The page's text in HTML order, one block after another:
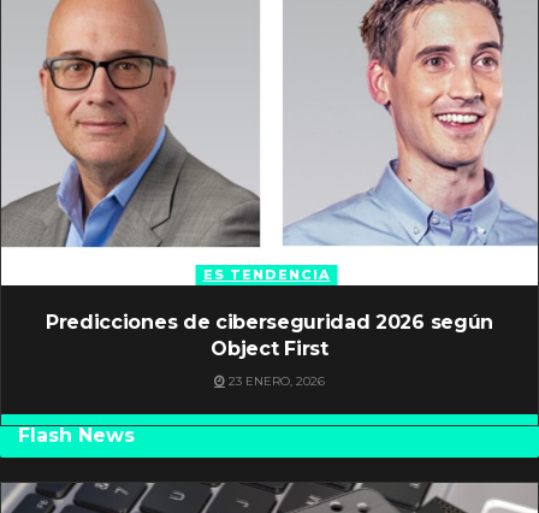
ES TENDENCIA
Predicciones de ciberseguridad 2026 según
Object First
23 ENERO, 2026
Flash News